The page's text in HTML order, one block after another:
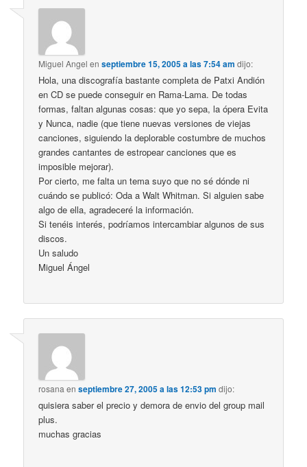
Miguel Angel enseptiembre 15, 2005 a las 7:54 am dijo:
Hola, una discografía bastante completa de Patxi Andión
en CD se puede conseguir en Rama-Lama. De todas
formas, faltan algunas cosas: que yo sepa, la ópera Evita
y Nunca, nadie (que tiene nuevas versiones de viejas
canciones, siguiendo la deplorable costumbre de muchos
grandes cantantes de estropear canciones que es
imposible mejorar).
Por cierto, me falta un tema suyo que no sé dónde ni
cuándo se publicó: Oda a Walt Whitman. Si alguien sabe
algo de ella, agradeceré la información.
Si tenéis interés, podríamos intercambiar algunos de sus
discos.
Un saludo
Miguel Ángel
rosana enseptiembre 27, 2005 a las 12:53 pm dijo:
quisiera saber el precio y demora de envio del group mail
plus.
muchas gracias